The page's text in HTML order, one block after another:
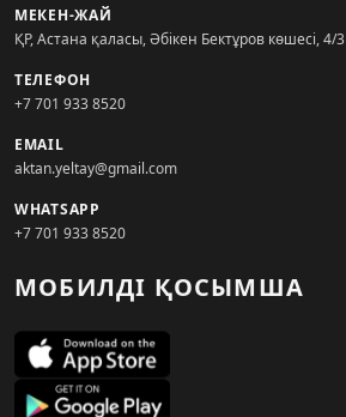
МЕКЕН-ЖАЙ
ҚР, Астана қаласы, Әбікен Бектұров көшесі, 4/3
ТЕЛЕФОН
+7 701 933 8520
EMAIL
aktan.yeltay@gmail.com
WHATSAPP
+7 701 933 8520
МОБИЛДІ ҚОСЫМША